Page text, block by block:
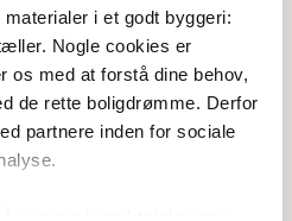
i et godt byggeri:
Nogle cookies er
os med at forstå dine behov,
de rette boligdrømme. Derfor
partnere inden for sociale